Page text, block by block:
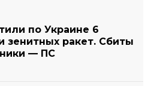
по Украине 6
зенитных ракет. Сбиты
— ПС